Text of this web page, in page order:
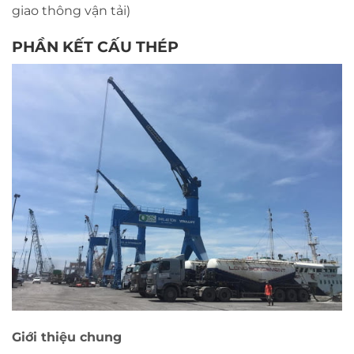
giao thông vận tải)
PHẦN KẾT CẤU THÉP
Giới thiệu chung